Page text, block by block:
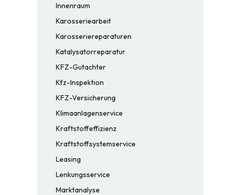
Innenraum
Karosseriearbeit
Karosseriereparaturen
Katalysatorreparatur
KFZ-Gutachter
Kfz-Inspektion
KFZ-Versicherung
Klimaanlagenservice
Kraftstoffeffizienz
Kraftstoffsystemservice
Leasing
Lenkungsservice
Marktanalyse